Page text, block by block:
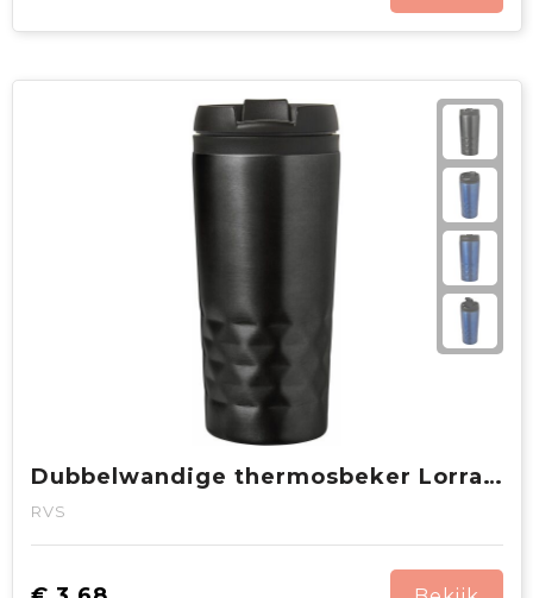
Dubbelwandige thermosbeker Lorraine | 300 ml
RVS